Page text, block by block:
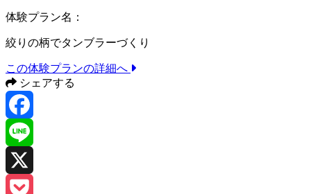
体験プラン名：
絞りの柄でタンブラーづくり
この体験プランの詳細へ
シェアする
Facebook
Line
X